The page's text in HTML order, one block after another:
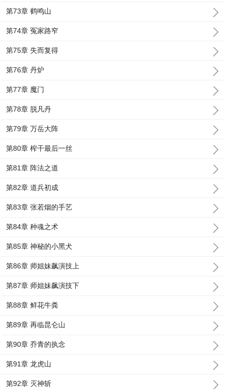
第73章 鹤鸣山
第74章 冤家路窄
第75章 失而复得
第76章 丹炉
第77章 魔门
第78章 脱凡丹
第79章 万岳大阵
第80章 榨干最后一丝
第81章 阵法之道
第82章 道兵初成
第83章 张若烟的手艺
第84章 种魂之术
第85章 神秘的小黑犬
第86章 师姐妹飙演技上
第87章 师姐妹飙演技下
第88章 鲜花牛粪
第89章 再临昆仑山
第90章 乔青的执念
第91章 龙虎山
第92章 灭神斩